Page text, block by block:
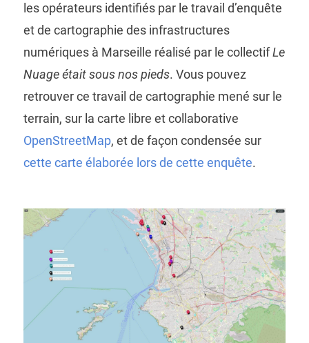
les opérateurs identifiés par le travail d’enquête
et de cartographie des infrastructures
numériques à Marseille réalisé par le collectifLe
Nuage était sous nos pieds. Vous pouvez
retrouver ce travail de cartographie mené sur le
terrain, sur la carte libre et collaborative
OpenStreetMap, et de façon condensée sur
cette carte élaborée lors de cette enquête.